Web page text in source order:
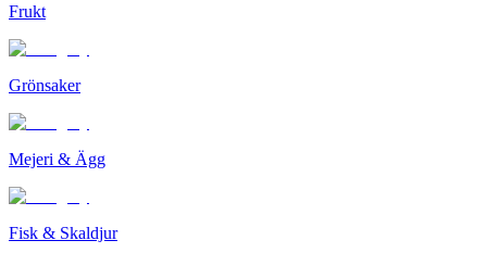
Frukt
Grönsaker
Mejeri & Ägg
Fisk & Skaldjur